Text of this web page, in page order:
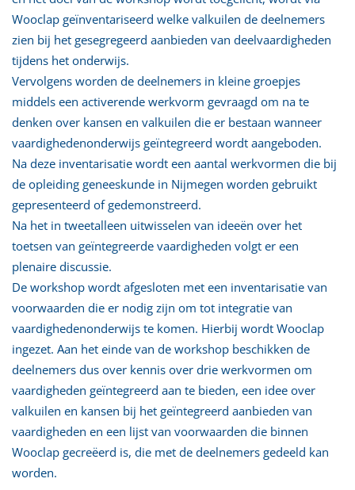
Wooclap geïnventariseerd welke valkuilen de deelnemers
zien bij het gesegregeerd aanbieden van deelvaardigheden
tijdens het onderwijs.
Vervolgens worden de deelnemers in kleine groepjes
middels een activerende werkvorm gevraagd om na te
denken over kansen en valkuilen die er bestaan wanneer
vaardighedenonderwijs geïntegreerd wordt aangeboden.
Na deze inventarisatie wordt een aantal werkvormen die bij
de opleiding geneeskunde in Nijmegen worden gebruikt
gepresenteerd of gedemonstreerd.
Na het in tweetalleen uitwisselen van ideeën over het
toetsen van geïntegreerde vaardigheden volgt er een
plenaire discussie.
De workshop wordt afgesloten met een inventarisatie van
voorwaarden die er nodig zijn om tot integratie van
vaardighedenonderwijs te komen. Hierbij wordt Wooclap
ingezet. Aan het einde van de workshop beschikken de
deelnemers dus over kennis over drie werkvormen om
vaardigheden geïntegreerd aan te bieden, een idee over
valkuilen en kansen bij het geïntegreerd aanbieden van
vaardigheden en een lijst van voorwaarden die binnen
Wooclap gecreëerd is, die met de deelnemers gedeeld kan
worden.